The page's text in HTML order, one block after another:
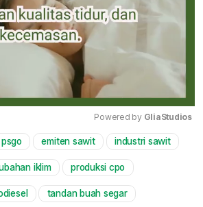
Mute
Powered by GliaStudios
psgo emiten sawit industri sawit
iklim produksi cpo
tandan buah segar